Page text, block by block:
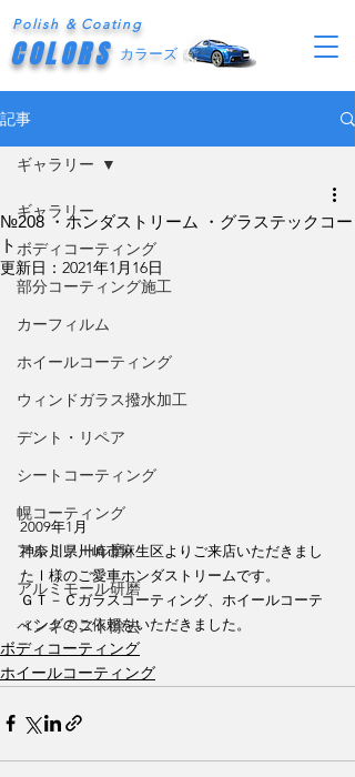
Polish & Coating
COLORS カラーズ
記事
ギャラリー
ボディコーティング
部分コーティング施工
カーフィルム
ホイールコーティング
ウィンドガラス撥水加工
デント・リペア
シートコーティング
幌コーティング
アルミノール磨
アルミモール研磨
ペンキミスト除去
ギャラリー
№208 ・ホンダストリーム ・グラステックコー
ト
更新日： 2021年1月16日
2009年1月
神奈川県川崎市麻生区よりご来店いただきまし
たⅠ様のご愛車ホンダストリームです。
ＧＴ－Ｃガラスコーティング、ホイールコーテ
ィングのご依頼をいただきました。
ボディコーティング
ホイールコーティング